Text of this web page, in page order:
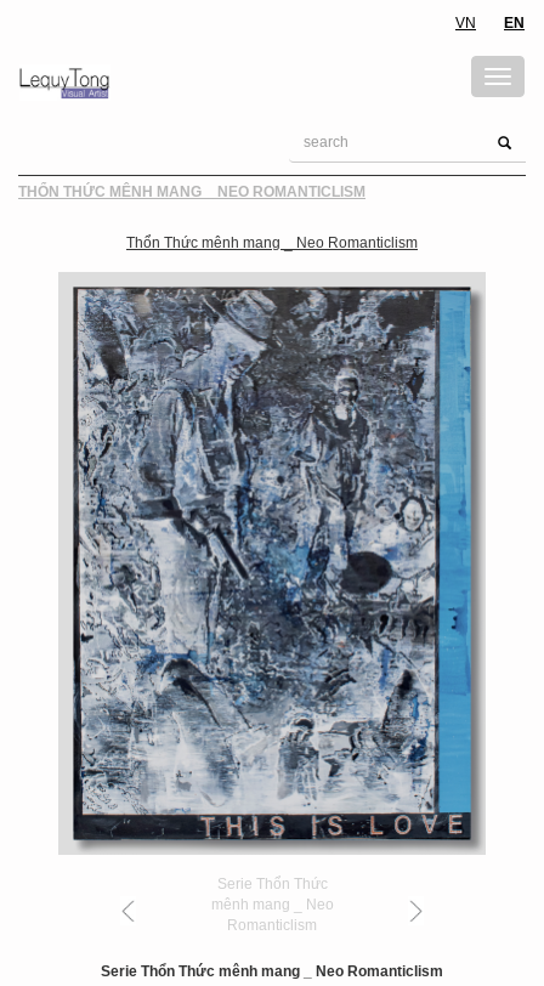
VN EN
THỔN THỨC MÊNH MANG _ NEO ROMANTICLISM
Thổn Thức mênh mang _ Neo Romanticlism
Serie Thổn Thức
mênh mang _ Neo
Romanticlism
Serie Thổn Thức mênh mang _ Neo Romanticlism